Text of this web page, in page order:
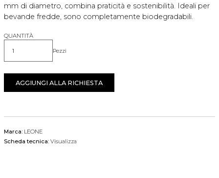
mm di diametro, combina praticità e sostenibilità. Ideali per
bevande fredde, sono completamente biodegradabili.
QUANTITÀ
Quantità Pezzi
AGGIUNGI ALLA RICHIESTA
Marca: LEONE
Scheda tecnica: Visualizza